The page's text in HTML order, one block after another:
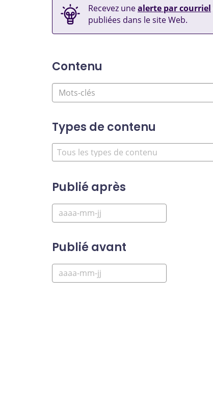
Recevez unealerte par courriel
publiées dans le site Web.
Contenu
Types de contenu
Publié après
Publié avant